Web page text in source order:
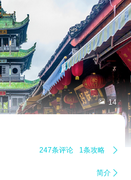
 14
247条评论 1条攻略 
简介 